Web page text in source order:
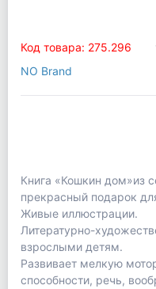
Код товара: 275.296
NO Brand
Книга «Кошкин дом»из
прекрасный подарок
Живые иллюстрации.
Литературно-
взрослыми детям.
Развивает мелкую
способности, речь,